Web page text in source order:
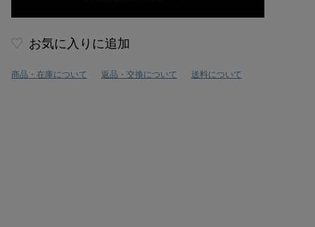
お気に入りに追加
商品・在庫について 返品・交換について 送料について